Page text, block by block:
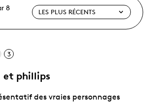
8
3
et phillips
des vraies personnages